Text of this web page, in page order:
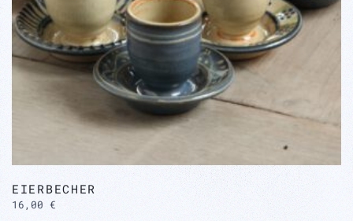
EIERBECHER
16,00 €